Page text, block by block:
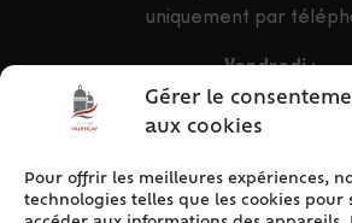
Gérer le
aux cookies
Pour offrir les meilleures expériences,
technologies telles que les cookies pour
uniquement par
Vendredi :
9h – 12h & 13h30 –
ACCÈS
Accueil